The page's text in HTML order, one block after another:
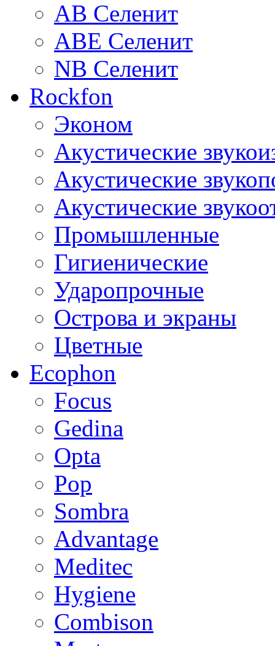
AB Селенит
ABE Селенит
NB Селенит
Rockfon
Эконом
Акустические
Акустические
Акустические
Промышленные
Гигиенические
Ударопрочные
Острова и экраны
Цветные
Ecophon
Focus
Gedina
Opta
Pop
Sombra
Advantage
Meditec
Hygiene
Combison